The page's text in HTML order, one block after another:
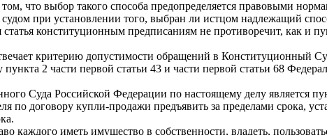
что выбор такого способа предопределяется правовыми
при установлении того, выбран ли истцом надлежащий
конституционным предписаниям не противоречит, как и
критерию допустимости обращений в Конституционный
2 части первой статьи 43 и части первой статьи 68
Суда Российской Федерации по настоящему делу является
по договору купли-продажи предъявить за пределами срока,
каждого иметь имущество в собственности, владеть,